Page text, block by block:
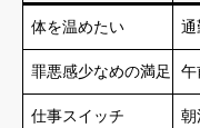
体を温めたい 通
罪悪感少なめの満足 午
仕事スイッチ 朝